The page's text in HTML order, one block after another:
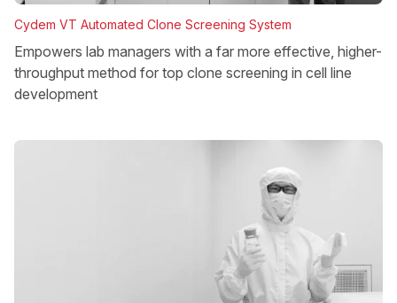
Cydem VT Automated Clone Screening System
Empowers lab managers with a far more effective, higher-
throughput method for top clone screening in cell line
development